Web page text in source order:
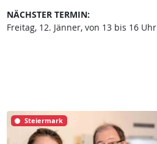
NÄCHSTER TERMIN:
Freitag, 12. Jänner, von 13 bis 16 Uhr
Steiermark